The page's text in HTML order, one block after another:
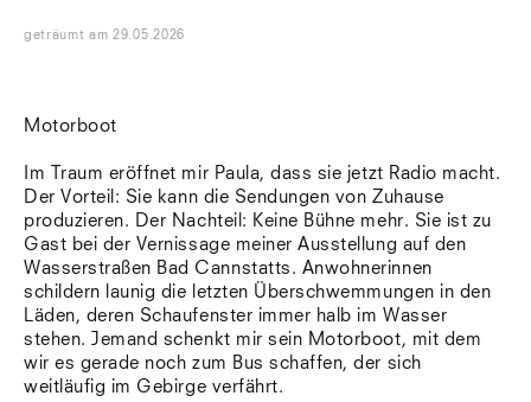
geträumt am29.05.2026
Motorboot
Im Traum eröffnet mir Paula, dass sie jetzt Radio macht.
Der Vorteil: Sie kann die Sendungen von Zuhause
produzieren. Der Nachteil: Keine Bühne mehr. Sie ist zu
Gast bei der Vernissage meiner Ausstellung auf den
Wasserstraßen Bad Cannstatts. Anwohnerinnen
schildern launig die letzten Überschwemmungen in den
Läden, deren Schaufenster immer halb im Wasser
stehen. Jemand schenkt mir sein Motorboot, mit dem
wir es gerade noch zum Bus schaffen, der sich
weitläufig im Gebirge verfährt.